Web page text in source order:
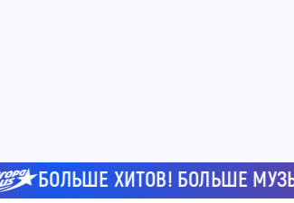
БОЛЬШЕ ХИТОВ! БОЛЬШЕ МУЗЫКИ!